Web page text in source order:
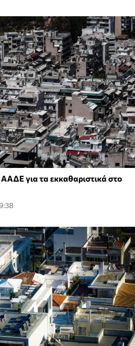
για τα εκκαθαριστικά στο